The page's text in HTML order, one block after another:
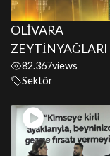
OLİVARA
ZEYTİNYAĞLARI
82.367views
Sektör